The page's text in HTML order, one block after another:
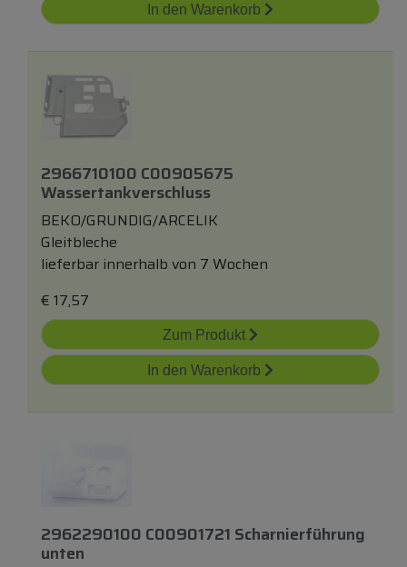
In den Warenkorb
2966710100 C00905675
Wassertankverschluss
BEKO/GRUNDIG/ARCELIK
Gleitbleche
lieferbar innerhalb von 7 Wochen
€ 17,57
Zum Produkt
In den Warenkorb
2962290100 C00901721 Scharnierführung
unten